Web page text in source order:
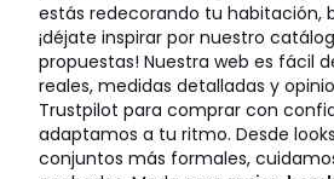
estás redecorando tu habitación,
¡déjate inspirar por nuestro
propuestas! Nuestra web es fácil
reales, medidas detalladas y
Trustpilot para comprar con
adaptamos a tu ritmo. Desde
conjuntos más formales,